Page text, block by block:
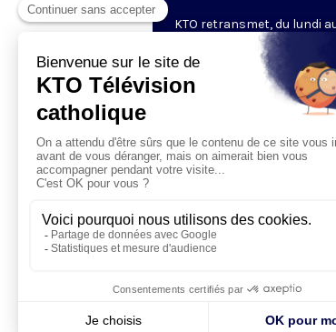
KTO retransmet, du lundi
les vêpres en direct de
une technologie innovante
captation multicaméra en
automatisé, qui offre une
près de la célébration.
Visiter la page de